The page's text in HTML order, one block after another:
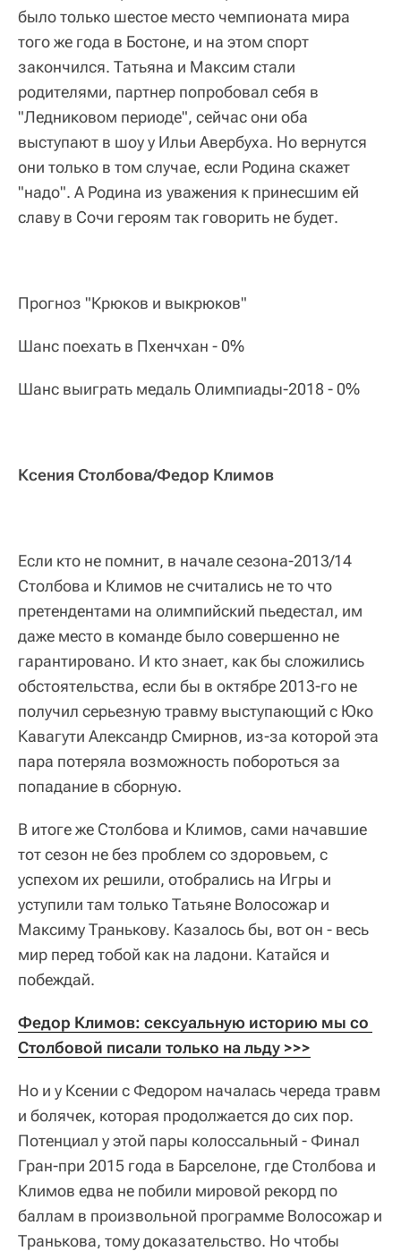
было только шестое место чемпионата мира
того же года в Бостоне, и на этом спорт
закончился. Татьяна и Максим стали
родителями, партнер попробовал себя в
"Ледниковом периоде", сейчас они оба
выступают в шоу у Ильи Авербуха. Но вернутся
они только в том случае, если Родина скажет
"надо". А Родина из уважения к принесшим ей
славу в Сочи героям так говорить не будет.
Прогноз "Крюков и выкрюков"
Шанс поехать в Пхенчхан - 0%
Шанс выиграть медаль Олимпиады-2018 - 0%
Ксения Столбова/Федор Климов
Если кто не помнит, в начале сезона-2013/14
Столбова и Климов не считались не то что
претендентами на олимпийский пьедестал, им
даже место в команде было совершенно не
гарантировано. И кто знает, как бы сложились
обстоятельства, если бы в октябре 2013-го не
получил серьезную травму выступающий с Юко
Кавагути Александр Смирнов, из-за которой эта
пара потеряла возможность побороться за
попадание в сборную.
В итоге же Столбова и Климов, сами начавшие
тот сезон не без проблем со здоровьем, с
успехом их решили, отобрались на Игры и
уступили там только Татьяне Волосожар и
Максиму Транькову. Казалось бы, вот он - весь
мир перед тобой как на ладони. Катайся и
побеждай.
Федор Климов: сексуальную историю мы со
Столбовой писали только на льду >>>
Но и у Ксении с Федором началась череда травм
и болячек, которая продолжается до сих пор.
Потенциал у этой пары колоссальный - Финал
Гран-при 2015 года в Барселоне, где Столбова и
Климов едва не побили мировой рекорд по
баллам в произвольной программе Волосожар и
Транькова, тому доказательство. Но чтобы